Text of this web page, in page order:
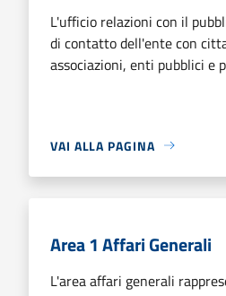
L'ufficio relazioni con il
di contatto dell'ente con
associazioni, enti pubblici e
VAI ALLA PAGINA
Area 1 Affari Generali
L'area affari generali